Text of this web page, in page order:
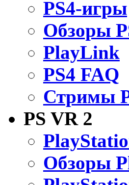
PS4-игры
Обзоры
PlayLink
PS4 FAQ
Стримы
PS VR 2
Обзоры